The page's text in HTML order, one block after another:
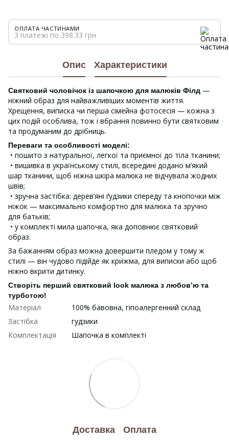
ОПЛАТА ЧАСТИНАМИ
3 платежі по 398.33 грн
Опис Характеристики
Святковий чоловічок із шапочкою для малюків Філд —
ніжний образ для найважливіших моментів життя.
Хрещення, виписка чи перша сімейна фотосесія — кожна з
цих подій особлива, тож і вбрання повинно бути святковим
та продуманим до дрібниць.
Переваги та особливості моделі:
• пошито з натуральної, легкої та приємної до тіла тканини;
• вишивка в українському стилі, всередині додано м’який
шар тканини, щоб ніжна шкіра малюка не відчувала жодних
швів;
• зручна застібка: дерев’яні ґудзики спереду та кнопочки між
ніжок — максимально комфортно для малюка та зручно
для батьків;
• у комплекті мила шапочка, яка доповнює святковий
образ.
За бажанням образ можна довершити пледом у тому ж
стилі — він чудово підійде як крижма, для виписки або щоб
ніжно вкрити дитинку.
Створіть перший святковий look малюка з любов’ю та
турботою!
Матеріал
100% бавовна, гіпоалергенний склад
Застібка
гудзики
Комплектація
Шапочка в комплекті
Доставка Оплата